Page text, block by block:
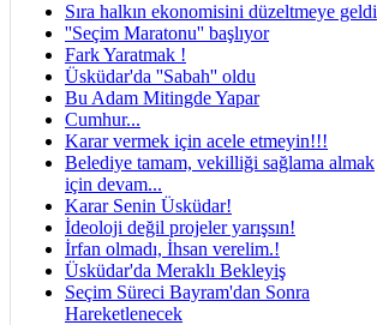
Sıra halkın ekonomisini düzeltmeye geldi
''Seçim Maratonu'' başlıyor
Fark Yaratmak !
Üsküdar'da ''Sabah'' oldu
Bu Adam Mitingde Yapar
Cumhur...
Karar vermek için acele etmeyin!!!
Belediye tamam, vekilliği sağlama almak
için devam...
Karar Senin Üsküdar!
İdeoloji değil projeler yarışsın!
İrfan olmadı, İhsan verelim.!
Üsküdar'da Meraklı Bekleyiş
Seçim Süreci Bayram'dan Sonra
Hareketlenecek